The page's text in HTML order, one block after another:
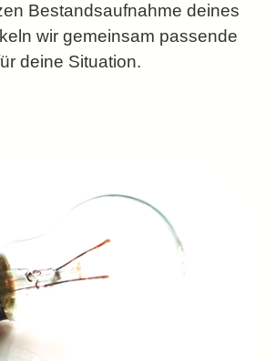
Bestandsaufnahme deines
wir gemeinsam passende
deine Situation.